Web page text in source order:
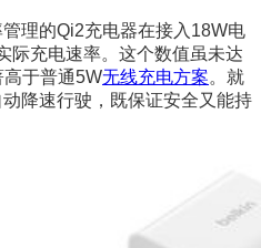
理的Qi2充电器在接入18W电
际充电速率。这个数值虽未达
于普通5W无线充电方案。就
降速行驶，既保证安全又能持